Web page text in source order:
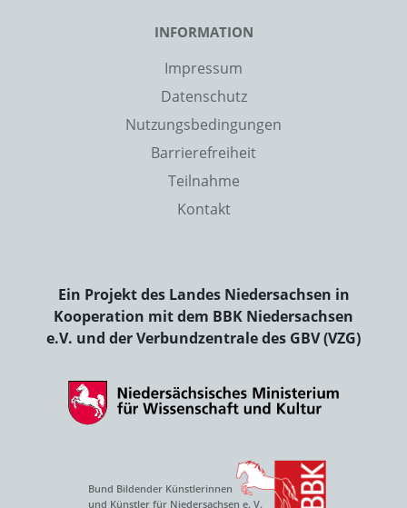
INFORMATION
Impressum
Datenschutz
Nutzungsbedingungen
Barrierefreiheit
Teilnahme
Kontakt
Ein Projekt des Landes Niedersachsen in
Kooperation mit dem BBK Niedersachsen
e.V. und der Verbundzentrale des GBV (VZG)
Bund Bildender Künstlerinnen
und Künstler für Niedersachsen e. V.